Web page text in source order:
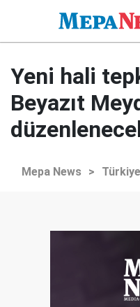
Yeni hali
Beyazıt
Mepa News > Türkiye